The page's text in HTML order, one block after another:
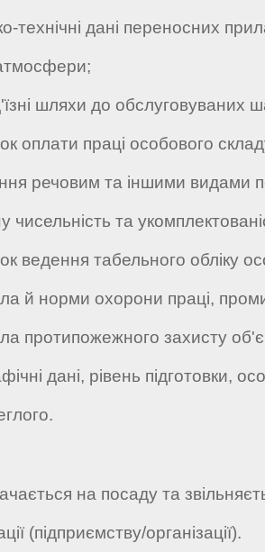
технічні дані переносних
шляхи до обслуговуваних
оплати праці особового
речовим та іншими видами
та
ведення табельного обліку
й норми охорони праці,
протипожежного захисту
дані, рівень підготовки,
на посаду та
(підприємству/організації).